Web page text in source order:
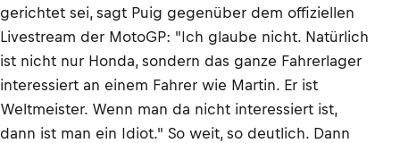
gerichtet sei, sagt Puig gegenüber dem offiziellen
Livestream der MotoGP: "Ich glaube nicht. Natürlich
ist nicht nur Honda, sondern das ganze Fahrerlager
interessiert an einem Fahrer wie Martin. Er ist
Weltmeister. Wenn man da nicht interessiert ist,
dann ist man ein Idiot." So weit, so deutlich. Dann